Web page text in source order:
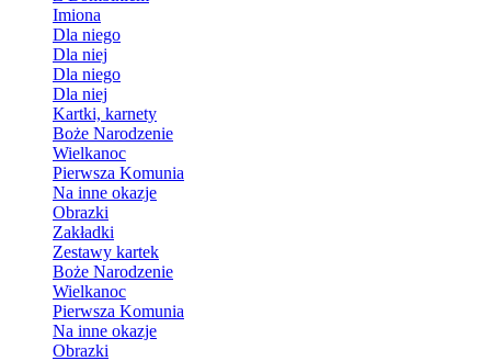
Imiona
Dla niego
Dla niej
Dla niego
Dla niej
Kartki, karnety
Boże Narodzenie
Wielkanoc
Pierwsza Komunia
Na inne okazje
Obrazki
Zakładki
Zestawy kartek
Boże Narodzenie
Wielkanoc
Pierwsza Komunia
Na inne okazje
Obrazki